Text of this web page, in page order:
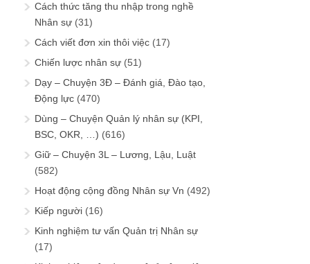
Cách thức tăng thu nhập trong nghề
Nhân sự (31)
Cách viết đơn xin thôi việc (17)
Chiến lược nhân sự (51)
Dạy – Chuyện 3Đ – Đánh giá, Đào tạo,
Động lực (470)
Dùng – Chuyện Quản lý nhân sự (KPI,
BSC, OKR, …) (616)
Giữ – Chuyện 3L – Lương, Lậu, Luật
(582)
Hoạt động cộng đồng Nhân sự Vn (492)
Kiếp người (16)
Kinh nghiệm tư vấn Quản trị Nhân sự
(17)